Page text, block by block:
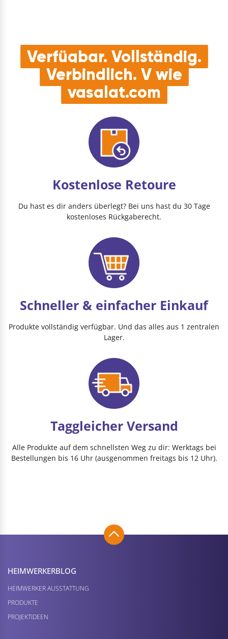
Verfügbar. Vollständig.
Verbindlich. V wie
vasalat.com
Kostenlose Retoure
Du hast es dir anders überlegt? Bei uns hast du 30 Tage
kostenloses Rückgaberecht.
Schneller & einfacher Einkauf
Produkte vollständig verfügbar. Und das alles aus 1 zentralen
Lager.
Taggleicher Versand
Alle Produkte auf dem schnellsten Weg zu dir: Werktags bei
Bestellungen bis 16 Uhr (ausgenommen freitags bis 12 Uhr).
HEIMWERKER­BLOG
HEIMWERKER AUSSTATTUNG
PRODUKTE
PROJEKTIDEEN